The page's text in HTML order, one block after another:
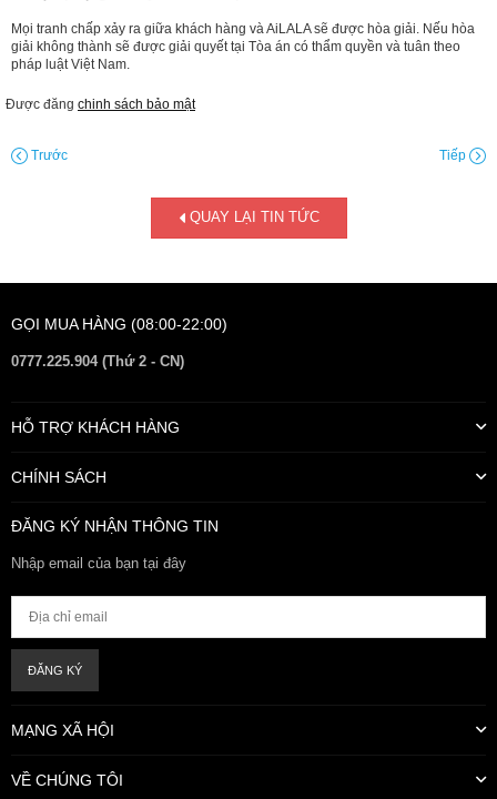
Mọi tranh chấp xảy ra giữa khách hàng và AiLALA sẽ được hòa giải. Nếu hòa
giải không thành sẽ được giải quyết tại Tòa án có thẩm quyền và tuân theo
pháp luật Việt Nam.
Được đăng chinh sách bảo mật
Trước Tiếp
QUAY LẠI TIN TỨC
GỌI MUA HÀNG (08:00-22:00)
0777.225.904 (Thứ 2 - CN)
HỖ TRỢ KHÁCH HÀNG
CHÍNH SÁCH
ĐĂNG KÝ NHẬN THÔNG TIN
Nhập email của bạn tại đây
ĐĂNG KÝ
MẠNG XÃ HỘI
VỀ CHÚNG TÔI